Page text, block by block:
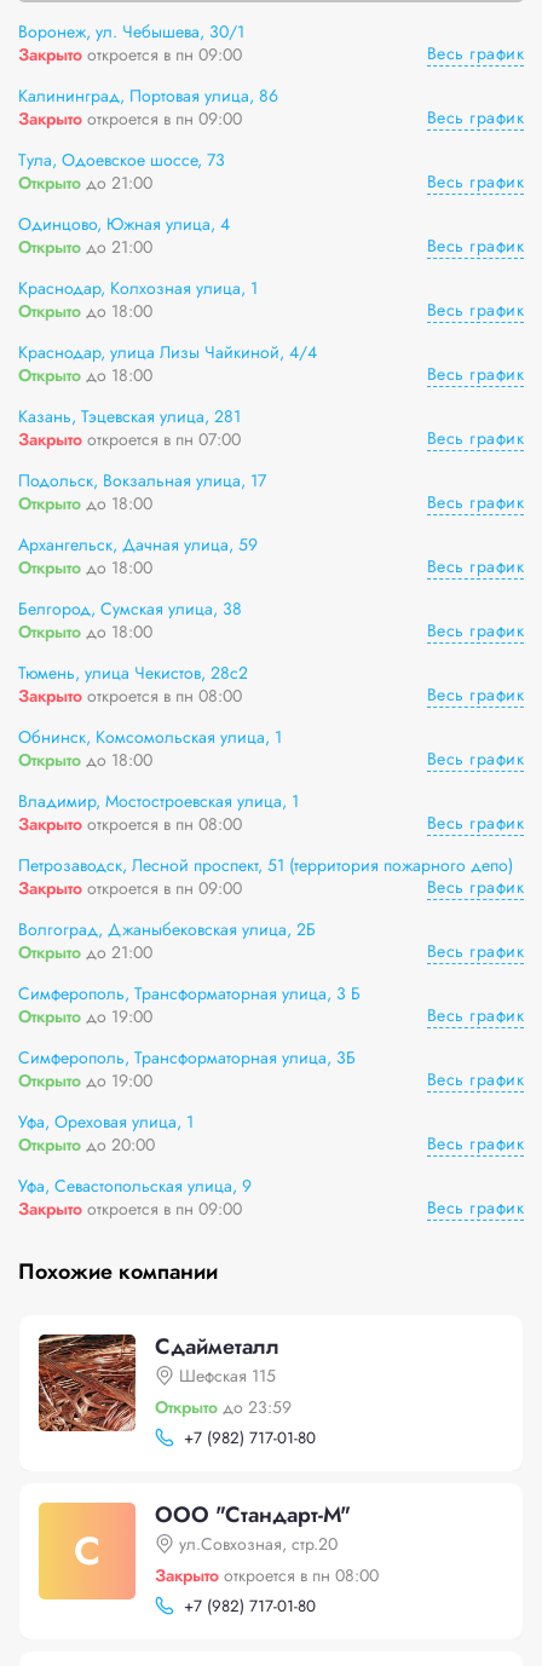
Воронеж, ул. Чебышева, 30/1
Закрыто откроется в пн 09:00
Весь график
Калининград, Портовая улица, 86
Закрыто откроется в пн 09:00
Весь график
Тула, Одоевское шоссе, 73
Открыто до 21:00
Весь график
Одинцово, Южная улица, 4
Открыто до 21:00
Весь график
Краснодар, Колхозная улица, 1
Открыто до 18:00
Весь график
Краснодар, улица Лизы Чайкиной, 4/4
Открыто до 18:00
Весь график
Казань, Тэцевская улица, 281
Закрыто откроется в пн 07:00
Весь график
Подольск, Вокзальная улица, 17
Открыто до 18:00
Весь график
Архангельск, Дачная улица, 59
Открыто до 18:00
Весь график
Белгород, Сумская улица, 38
Открыто до 18:00
Весь график
Тюмень, улица Чекистов, 28с2
Закрыто откроется в пн 08:00
Весь график
Обнинск, Комсомольская улица, 1
Открыто до 18:00
Весь график
Владимир, Мостостроевская улица, 1
Закрыто откроется в пн 08:00
Весь график
Петрозаводск, Лесной проспект, 51 (территория пожарного депо)
Закрыто откроется в пн 09:00
Весь график
Волгоград, Джаныбековская улица, 2Б
Открыто до 21:00
Весь график
Симферополь, Трансформаторная улица, 3 Б
Открыто до 19:00
Весь график
Симферополь, Трансформаторная улица, 3Б
Открыто до 19:00
Весь график
Уфа, Ореховая улица, 1
Открыто до 20:00
Весь график
Уфа, Севастопольская улица, 9
Закрыто откроется в пн 09:00 Весь график
Похожие компании
Сдайметалл
Шефская 115
Открыто до 23:59
+7 (982) 717-01-80
С
ООО "Стандарт-М"
ул.Совхозная, стр.20
Закрыто откроется в пн 08:00
+7 (982) 717-01-80